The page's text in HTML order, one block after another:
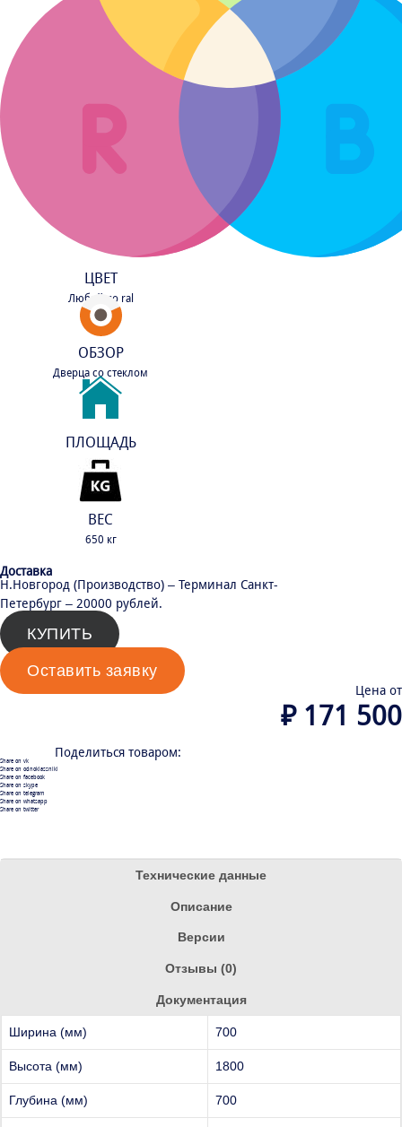
ЦВЕТ
Любой по ral
ОБЗОР
Дверца со стеклом
ПЛОЩАДЬ
20 м²
ВЕС
650 кг
Доставка
Н.Новгород (Производство) – Терминал Санкт-
Петербург – 20000 рублей.
КУПИТЬ
Оставить заявку
Цена от
₽171 500
Поделиться товаром:
Share on vk
Share on odnoklassniki
Share on facebook
Share on skype
Share on telegram
Share on whatsapp
Share on twitter
Технические данные
Описание
Версии
Отзывы (0)
Документация
Ширина (мм) 700
Высота (мм) 1800
Глубина (мм) 700